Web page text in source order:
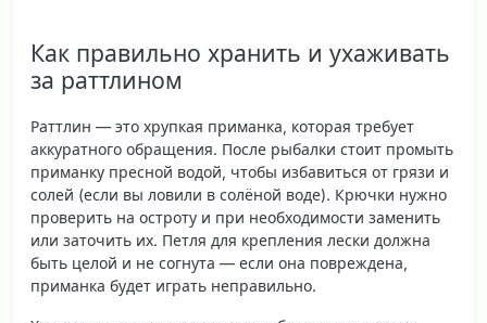
Как правильно хранить и ухаживать
за раттлином
Раттлин — это хрупкая приманка, которая требует
аккуратного обращения. После рыбалки стоит промыть
приманку пресной водой, чтобы избавиться от грязи и
солей (если вы ловили в солёной воде). Крючки нужно
проверить на остроту и при необходимости заменить
или заточить их. Петля для крепления лески должна
быть целой и не согнута — если она повреждена,
приманка будет играть неправильно.